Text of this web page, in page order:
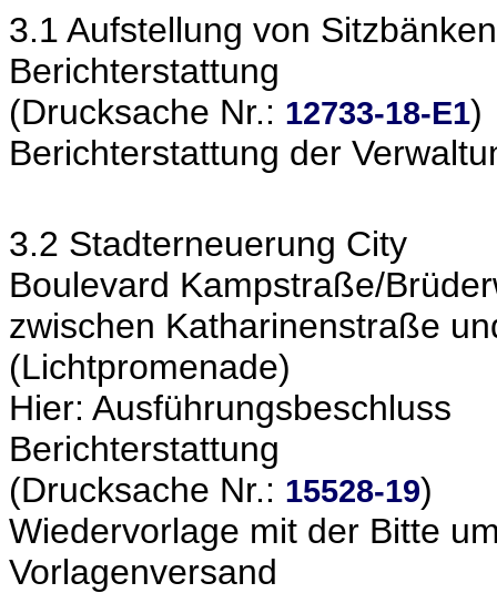
3.1 Aufstellung von
Berichterstattung
(Drucksache Nr.: 12733-18-E1)
Berichterstattung der
3.2 Stadterneuerung City
Boulevard Kampstraße/
zwischen Katharinenstraße
(Lichtpromenade)
Hier: Ausführungsbeschluss
Berichterstattung
(Drucksache Nr.: 15528-19)
Wiedervorlage mit der Bitte
Vorlagenversand